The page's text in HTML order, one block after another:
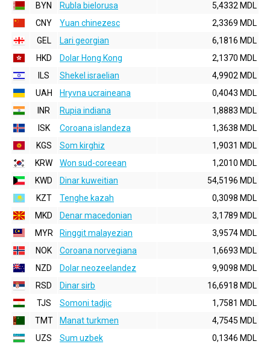
BYN
Rubla bielorusa
5,4332 MDL
CNY
Yuan chinezesc
2,3369 MDL
GEL
Lari georgian
6,1816 MDL
HKD
Dolar Hong Kong
2,1370 MDL
ILS
Shekel israelian
4,9902 MDL
UAH
Hryvna ucraineana
0,4043 MDL
INR
Rupia indiana
1,8883 MDL
ISK
Coroana islandeza
1,3638 MDL
KGS
Som kirghiz
1,9031 MDL
KRW
Won sud-coreean
1,2010 MDL
KWD
Dinar kuweitian
54,5196 MDL
KZT
Tenghe kazah
0,3098 MDL
MKD
Denar macedonian
3,1789 MDL
MYR
Ringgit malayezian
3,9574 MDL
NOK
Coroana norvegiana
1,6693 MDL
NZD
Dolar neozeelandez
9,9098 MDL
RSD
Dinar sirb
16,6918 MDL
TJS
Somoni tadjic
1,7581 MDL
TMT
Manat turkmen
4,7545 MDL
UZS
Sum uzbek
0,1346 MDL